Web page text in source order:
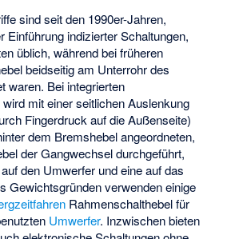
sind seit den 1990er-Jahren,
Einführung indizierter Schaltungen,
üblich, während bei früheren
beidseitig am Unterrohr des
waren. Bei integrierten
mit einer seitlichen Auslenkung
Fingerdruck auf die Außenseite)
dem Bremshebel angeordneten,
der Gangwechsel durchgeführt,
den Umwerfer und eine auf das
Gewichtsgründen verwenden einige
Rahmenschalthebel für
Umwerfer. Inzwischen bieten